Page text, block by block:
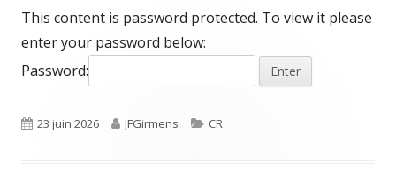
This content is password protected. To view it please
enter your password below:
Password:
Published
23 juin 2026 Author
JFGirmens Categories
CR